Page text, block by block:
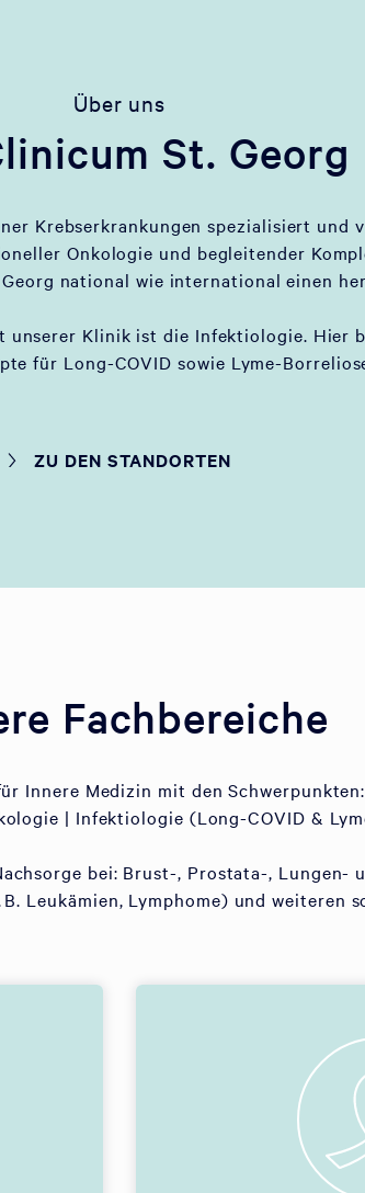
Über uns
St. Georg
Krebserkrankungen spezialisiert und
Onkologie und begleitender
national wie international einen
unserer Klinik ist die Infektiologie. Hier
für Long-COVID sowie Lyme-
ZU DEN STANDORTEN
Fachbereiche
Innere Medizin mit den
| Infektiologie (Long-COVID &
bei: Brust-, Prostata-, Lungen-
Leukämien, Lymphome) und weiteren